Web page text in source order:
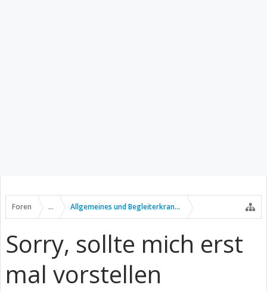
Foren ... Allgemeines und Begleiterkrankungen
Sorry, sollte mich erst
mal vorstellen